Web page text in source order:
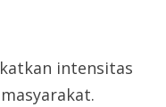
intensitas